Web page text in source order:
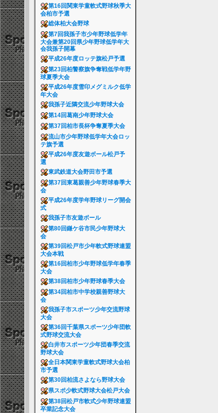
第16回関東学童軟式野球秋季大
会柏市予選
総体柏大会野球
第7回我孫子市少年野球低学年
大会兼第20回県少年野球低学年大
会我孫子開幕
平成26年度ロッテ旗松戸予選
第23回柏警察旗争奪戦低学年野
球夏季大会
平成26年度雪印メグミルク低学
年大会
我孫子近隣交流少年野球大会
第14回葛南少年野球大会
第37回柏市長杯争奪夏季大会
流山市少年野球低学年大会ロッ
テ旗予選
平成26年度友遊ボール松戸予
選
東武鉄道大会野田市予選
第37回東葛親善少年野球春季大
会
平成26年度学年野球リーグ開会
式
我孫子市友遊ボール
第80回鎌ケ谷市民少年野球大
会
第39回松戸市少年軟式野球連盟
大会本戦
第16回柏市少年野球低学年春季
大会
第38回柏市少年野球春季大会
第34回柏市中学校親善野球大
会
我孫子市スポーツ少年交流野球
大会
第36回千葉県スポーツ少年団軟
式野球交流大会
白井市スポーツ少年団春季交流
野球大会
全日本関東学童軟式野球大会柏
市予選
第30回柏流さよなら野球大会
県スポ少軟式野球大会松戸大会
第38回松戸市軟式少年野球連盟
卒業記念大会